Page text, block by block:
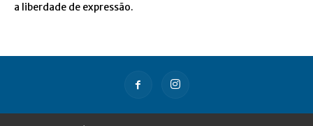
a liberdade de expressão.